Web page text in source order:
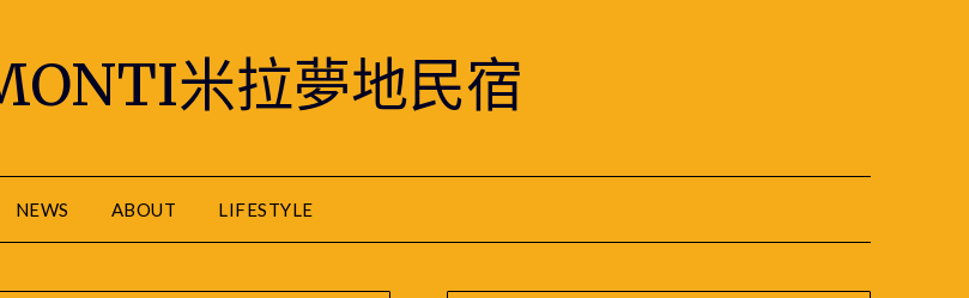
米拉夢地民宿
NEWS ABOUT LIFESTYLE